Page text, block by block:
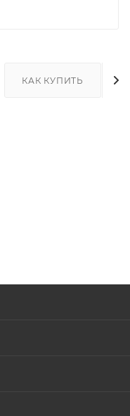
КАК КУПИТЬ